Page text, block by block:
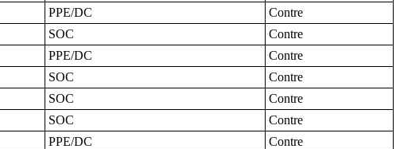
PPE/DC
Contre
SOC
Contre
PPE/DC
Contre
SOC
Contre
SOC
Contre
SOC
Contre
PPE/DC
Contre